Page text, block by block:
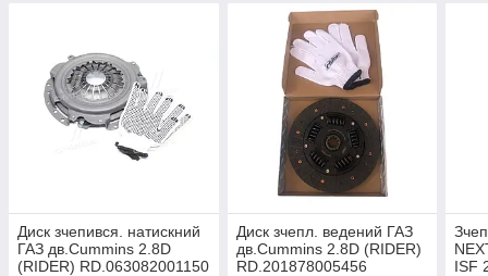
Диск зчепився. натискний
ГАЗ дв.Cummins 2.8D
(RIDER) RD.063082001150
Диск зчепл. ведений ГАЗ
дв.Cummins 2.8D (RIDER)
RD.201878005456
ISF